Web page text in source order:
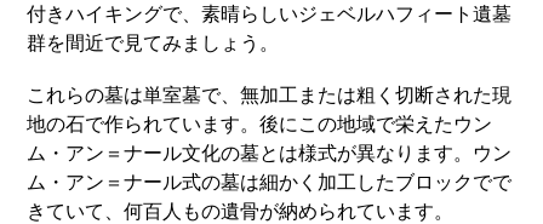
付きハイキングで、素晴らしいジェベルハフィート遺墓
群を間近で見てみましょう。
これらの墓は単室墓で、無加工または粗く切断された現
地の石で作られています。後にこの地域で栄えたウン
ム・アン＝ナール文化の墓とは様式が異なります。ウン
ム・アン＝ナール式の墓は細かく加工したブロックでで
きていて、何百人もの遺骨が納められています。